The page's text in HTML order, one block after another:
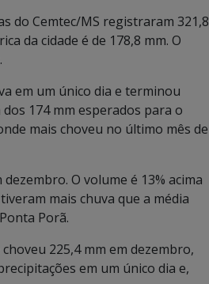
do Cemtec/MS registraram 321,8
da cidade é de 178,8 mm. O
em um único dia e terminou
174 mm esperados para o
mais choveu no último mês de
O volume é 13% acima
mais chuva que a média
Porã.
225,4 mm em dezembro,
em um único dia e,